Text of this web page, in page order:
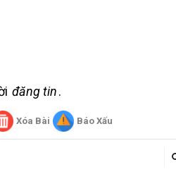
đăng tin.
Xóa Bài Báo Xấu